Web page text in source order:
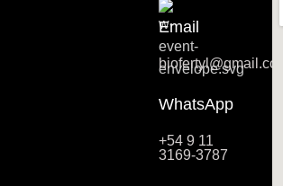
Email
biofertyl@gmail.com
WhatsApp
+54 9 11
3169-3787